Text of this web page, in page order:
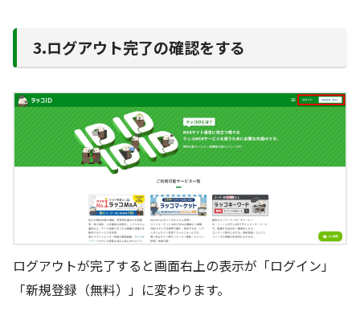
3.ログアウト完了の確認をする
ログアウトが完了すると画面右上の表示が「ログイン」
「新規登録（無料）」に変わります。